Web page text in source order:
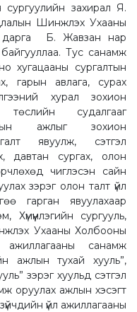
сургуулийн захирал Я.
Шинжлэх Ухааны
дарга Б. Жавзан нар
Тус санамж
хугацааны сургалтын
гарын авлага, сурах
хурал зохион
судалгааг
ажлыг зохион
явуулж, сэтгэл
давтан сургах, олон
чиглэсэн сайн
зэрэг олон талт үйл
гарган явуулахаар
сургууль,
Ухааны Холбооны
санамж
ажлын тухай хууль”,
зэрэг хуульд сэтгэл
оруулах ажлын хэсэгт
үйл ажиллагааны